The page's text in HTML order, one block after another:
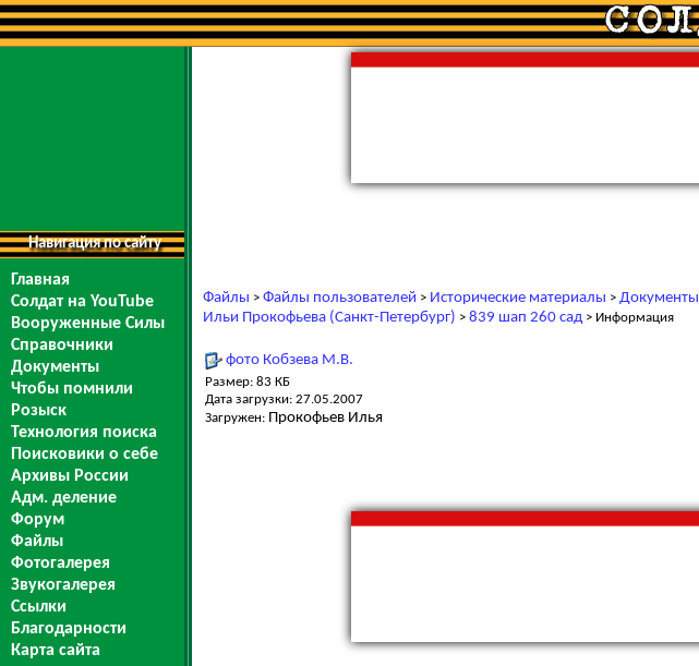
Навигация по сайту
Главная
Солдат на YouTube
Вооруженные Силы
Справочники
Документы
Чтобы помнили
Розыск
Технология поиска
Поисковики о себе
Архивы России
Адм. деление
Форум
Файлы
Фотогалерея
Звукогалерея
Ссылки
Благодарности
Карта сайта
Файлы > Файлы пользователей > Исторические материалы > Документы
Ильи Прокофьева (Санкт-Петербург) > 839 шап 260 сад> Информация
фото Кобзева М.В.
Размер: 83 КБ
Дата загрузки: 27.05.2007
Загружен: Прокофьев Илья